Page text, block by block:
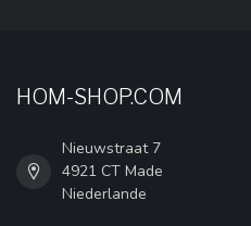
HOM-SHOP.COM
Nieuwstraat 7
4921 CT Made
Niederlande